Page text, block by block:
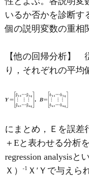
いるか否かを診断す
個の説明変数の重相
【他の回帰分析】
り，それぞれの平均
にまとめ，Ｅを誤差
＋Eと表わせる分析
regression analysisと
Ｘ）
-1 Ｘ′Ｙで与えら